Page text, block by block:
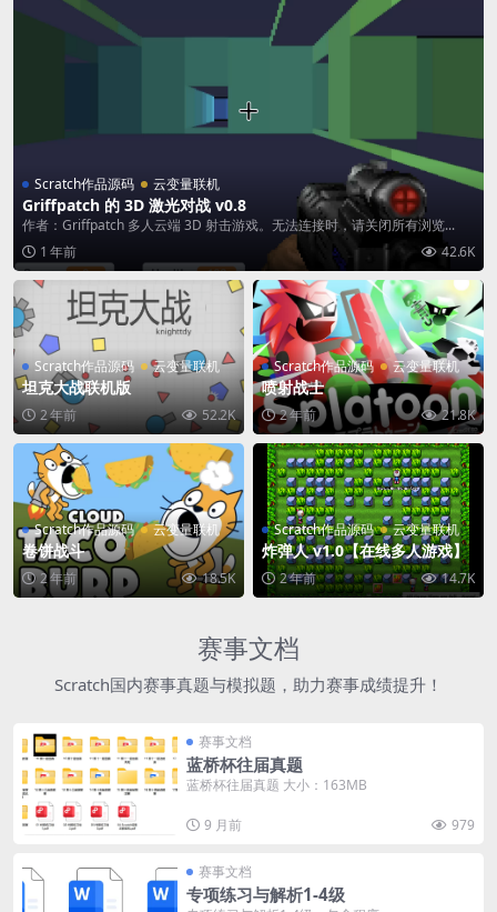
Scratch作品源码 云变量联机
Griffpatch 的 3D 激光对战 v0.8
作者：Griffpatch 多人云端 3D 射击游戏。无法连接时，请关闭所有浏览...
1 年前
42.6K
Scratch作品源码 云变量联机
坦克大战联机版
2 年前 52.2K
Scratch作品源码 云变量联机
喷射战士
2 年前 21.8K
Scratch作品源码 云变量联机
卷饼战斗
2 年前 18.5K
Scratch作品源码 云变量联机
炸弹人 v1.0【在线多人游戏】
2 年前 14.7K
赛事文档
Scratch国内赛事真题与模拟题，助力赛事成绩提升！
赛事文档
蓝桥杯往届真题
蓝桥杯往届真题 大小：163MB
9 月前 979
赛事文档
专项练习与解析1-4级